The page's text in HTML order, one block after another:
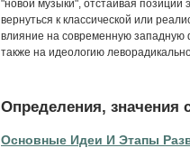
"новой музыки", отстаивая позиции
вернуться к классической или
влияние на современную западную
также на идеологию
Определения, значения
Основные Идеи И Этапы